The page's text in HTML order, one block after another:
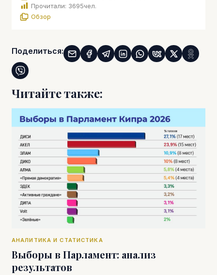
Прочитали: 3695чел.
Обзор
Поделиться:
Читайте также:
АНАЛИТИКА И СТАТИСТИКА
Выборы в Парламент: анализ
результатов